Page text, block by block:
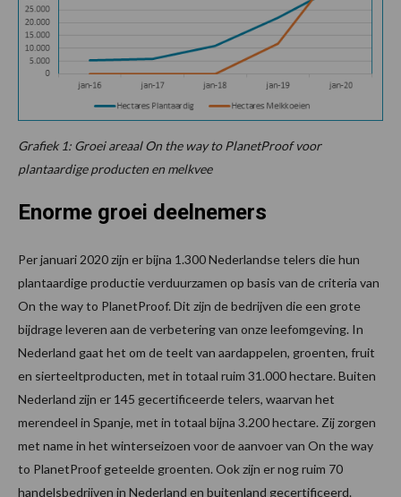
Grafiek 1: Groei areaal On the way to PlanetProof voor
plantaardige producten en melkvee
Enorme groei deelnemers
Per januari 2020 zijn er bijna 1.300 Nederlandse telers die hun
plantaardige productie verduurzamen op basis van de criteria van
On the way to PlanetProof. Dit zijn de bedrijven die een grote
bijdrage leveren aan de verbetering van onze leefomgeving. In
Nederland gaat het om de teelt van aardappelen, groenten, fruit
en sierteeltproducten, met in totaal ruim 31.000 hectare. Buiten
Nederland zijn er 145 gecertificeerde telers, waarvan het
merendeel in Spanje, met in totaal bijna 3.200 hectare. Zij zorgen
met name in het winterseizoen voor de aanvoer van On the way
to PlanetProof geteelde groenten. Ook zijn er nog ruim 70
handelsbedrijven in Nederland en buitenland gecertificeerd.